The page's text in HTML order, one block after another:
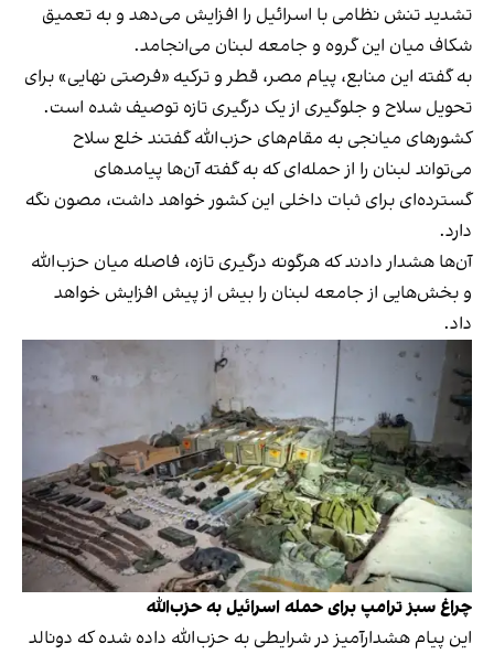
تشدید تنش نظامی با اسرائیل را افزایش می‌دهد و به تعمیق
شکاف میان این گروه و جامعه لبنان می‌انجامد.
به گفته این منابع، پیام مصر، قطر و ترکیه «فرصتی نهایی» برای
تحویل سلاح و جلوگیری از یک درگیری تازه توصیف شده است.
کشورهای میانجی به مقام‌های حزب‌الله گفتند خلع سلاح
می‌تواند لبنان را از حمله‌ای که به گفته آن‌ها پیامدهای
گسترده‌ای برای ثبات داخلی این کشور خواهد داشت، مصون نگه
دارد.
آن‌ها هشدار دادند که هرگونه درگیری تازه، فاصله میان حزب‌الله
و بخش‌هایی از جامعه لبنان را بیش از پیش افزایش خواهد
داد.
چراغ سبز ترامپ برای حمله اسرائیل به حزب‌الله
این پیام هشدارآمیز در شرایطی به حزب‌الله داده شده که دونالد